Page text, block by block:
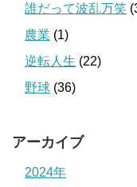
誰だって波乱万笑
農業 (1)
逆転人生 (22)
野球 (36)
アーカイブ
2024年